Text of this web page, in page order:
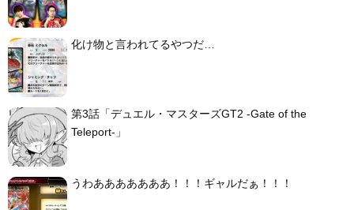
化け物と言われてるやつだ…
第3話「デュエル・マスターズGT2 -Gate of the
Teleport-」
うわあああああああ！！！ギャルだぁ！！！